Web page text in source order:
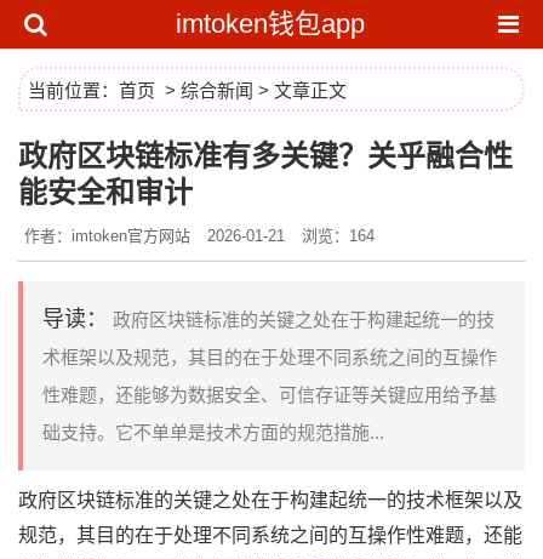
imtoken钱包app
当前位置： 首页 > 综合新闻 > 文章正文
政府区块链标准有多关键？关乎融合性
能安全和审计
作者：imtoken官方网站 2026-01-21 浏览：164
导读：
政府区块链标准的关键之处在于构建起统一的技
术框架以及规范，其目的在于处理不同系统之间的互操作
性难题，还能够为数据安全、可信存证等关键应用给予基
础支持。它不单单是技术方面的规范措施...
政府区块链标准的关键之处在于构建起统一的技术框架以及
规范，其目的在于处理不同系统之间的互操作性难题，还能